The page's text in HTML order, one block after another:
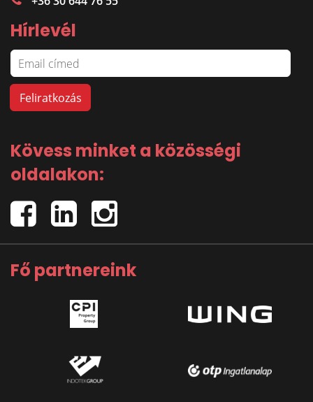
Hírlevél
Kövess minket a közösségi
oldalakon:
Fő partnereink